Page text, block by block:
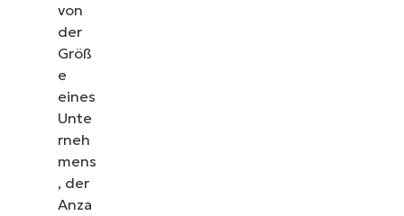
von
der
Größ
e
eines
Unte
rneh
mens
, der
Anza